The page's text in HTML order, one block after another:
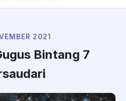
2021
Bintang 7